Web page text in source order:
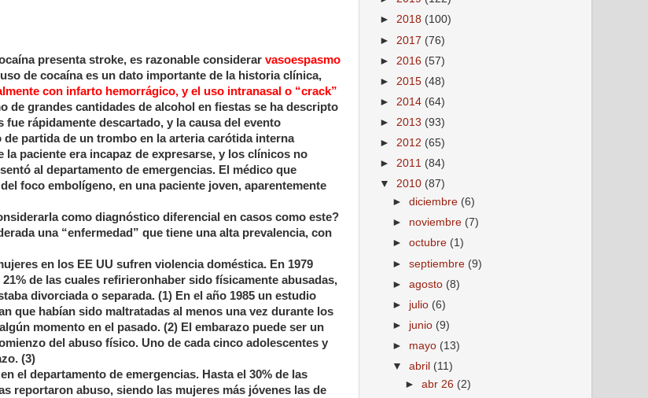
presenta stroke, es razonable considerar vasoespasmo
de cocaína es un dato importante de la historia clínica,
con infarto hemorrágico, y el uso intranasal o “crack”
de grandes cantidades de alcohol en fiestas se ha descripto
rápidamente descartado, y la causa del evento
partida de un trombo en la arteria carótida interna
paciente era incapaz de expresarse, y los clínicos no
al departamento de emergencias. El médico que
foco embolígeno, en una paciente joven, aparentemente
como diagnóstico diferencial en casos como este?
una “enfermedad” que tiene una alta prevalencia, con
en los EE UU sufren violencia doméstica. En 1979
de las cuales refirieronhaber sido físicamente abusadas,
divorciada o separada. (1) En el año 1985 un estudio
que habían sido maltratadas al menos una vez durante los
momento en el pasado. (2) El embarazo puede ser un
del abuso físico. Uno de cada cinco adolescentes y
(3)
el departamento de emergencias. Hasta el 30% de las
reportaron abuso, siendo las mujeres más jóvenes las de
► 2018 (100)
► 2017 (76)
► 2016 (57)
► 2015 (48)
► 2014 (64)
► 2013 (93)
► 2012 (65)
► 2011 (84)
▼ 2010 (87)
►diciembre (6)
► noviembre (7)
►octubre (1)
►septiembre (9)
►agosto (8)
► julio (6)
► junio (9)
► mayo (13)
▼abril (11)
►abr 26 (2)